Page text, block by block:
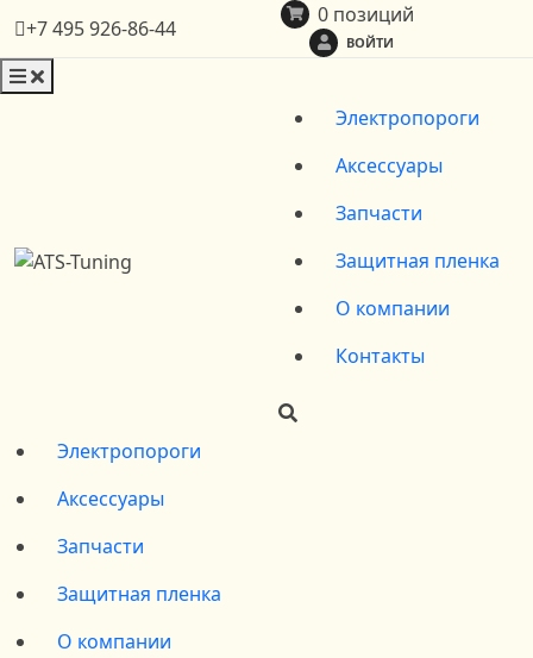
+7 495 926-86-44
0 позиций
ВОЙТИ
Электропороги
Аксессуары
Запчасти
Защитная пленка
О компании
Контакты
Электропороги
Аксессуары
Запчасти
Защитная пленка
О компании